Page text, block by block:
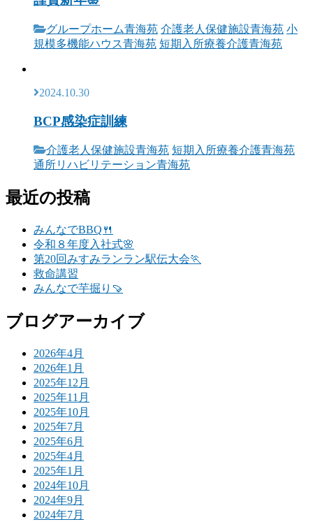
グループホーム青海苑 介護老人保健施設青海苑 小
規模多機能ハウス青海苑 短期入所療養介護青海苑
2024.10.30
BCP感染症訓練
介護老人保健施設青海苑 短期入所療養介護青海苑
通所リハビリテーション青海苑
最近の投稿
みんなでBBQ🍴
令和８年度入社式🌸
第20回みすみランラン駅伝大会🏃
救命講習
みんなで芋掘り🍠
ブログアーカイブ
2026年4月
2026年1月
2025年12月
2025年11月
2025年10月
2025年7月
2025年6月
2025年4月
2025年1月
2024年10月
2024年9月
2024年7月